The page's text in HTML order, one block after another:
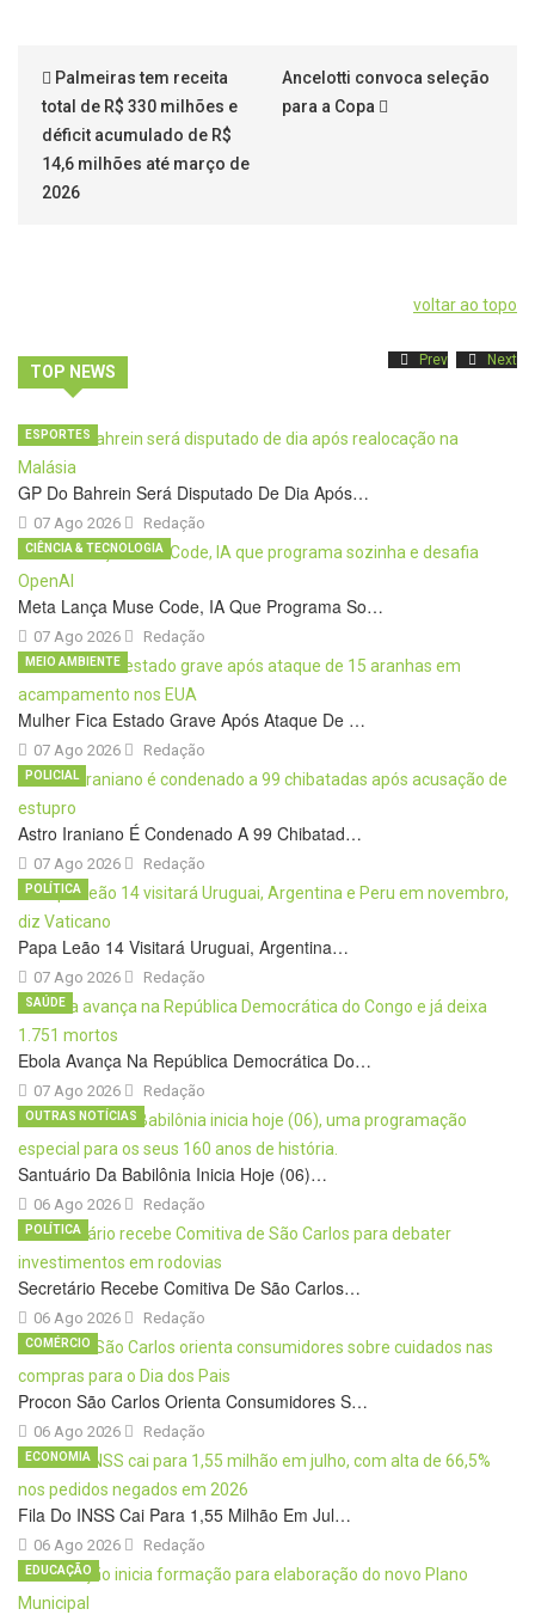
Palmeiras tem receita
total de R$ 330 milhões e
déficit acumulado de R$
14,6 milhões até março de
2026
Ancelotti convoca seleção
para a Copa
voltar ao topo
TOP NEWS
Prev Next
GP Do Bahrein Será Disputado De Dia Após…
07 Ago 2026
ESPORTES
Redação
Meta Lança Muse Code, IA Que Programa So…
07 Ago 2026
CIÊNCIA & TECNOLOGIA
Redação
Mulher Fica Estado Grave Após Ataque De …
07 Ago 2026
MEIO AMBIENTE
Redação
Astro Iraniano É Condenado A 99 Chibatad…
07 Ago 2026
POLICIAL
Redação
Papa Leão 14 Visitará Uruguai, Argentina…
07 Ago 2026
POLÍTICA
Redação
Ebola Avança Na República Democrática Do…
07 Ago 2026
SAÚDE
Redação
Santuário Da Babilônia Inicia Hoje (06)…
06 Ago 2026
OUTRAS NOTÍCIAS
Redação
Secretário Recebe Comitiva De São Carlos…
06 Ago 2026
POLÍTICA
Redação
Procon São Carlos Orienta Consumidores S…
06 Ago 2026
COMÉRCIO
Redação
Fila Do INSS Cai Para 1,55 Milhão Em Jul…
06 Ago 2026
ECONOMIA
Redação
EDUCAÇÃO